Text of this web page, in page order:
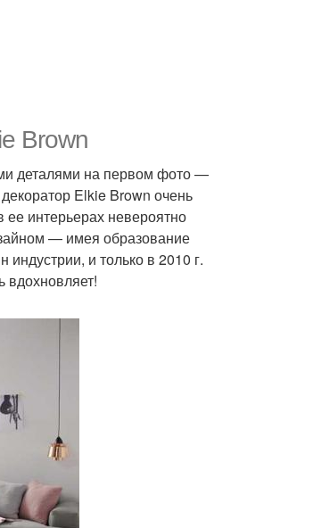
Brown
деталями на первом фото —
Elkie Brown очень
ее интерьерах невероятно
— имея образование
и только в 2010 г.
вдохновляет!